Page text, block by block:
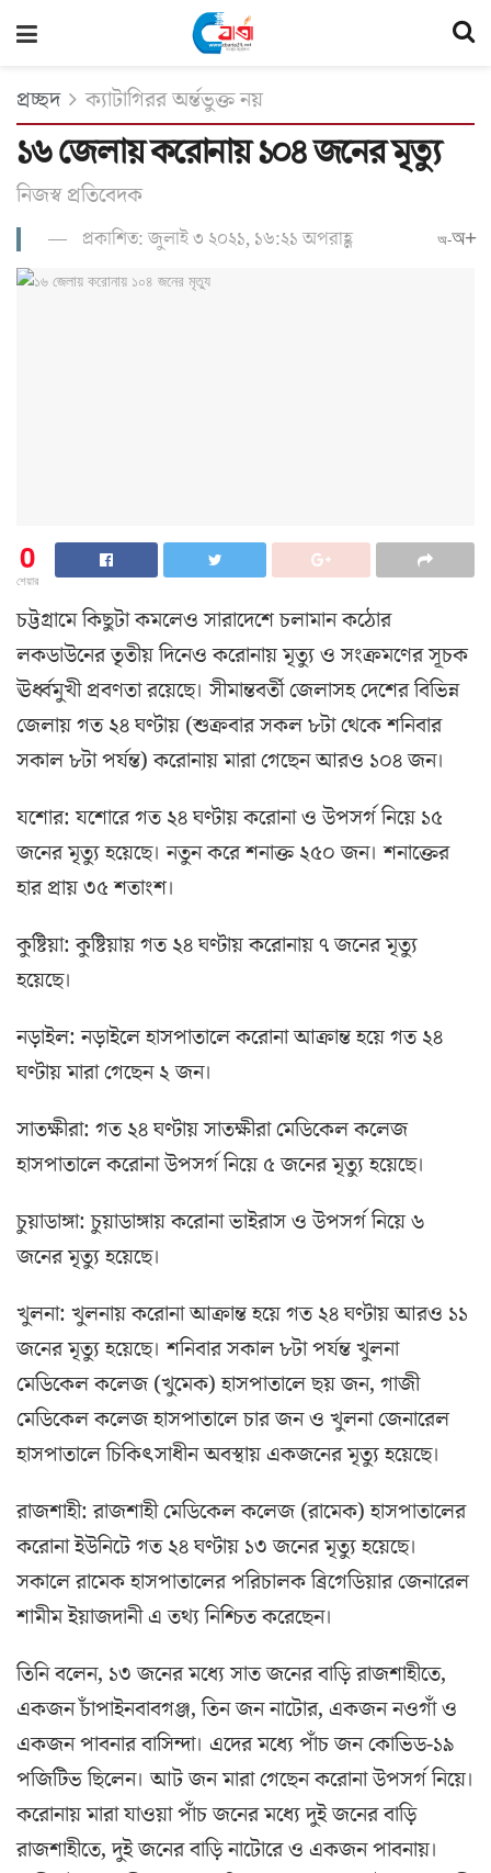
প্রচ্ছদ ক্যাটাগিরর অর্ন্তভুক্ত নয়
১৬ জেলায় করোনায় ১০৪ জনের মৃত্যু
নিজস্ব প্রতিবেদক
প্রকাশিত: জুলাই ৩ ২০২১, ১৬:২১ অপরাহ্ণ অ-অ+
0
শেয়ার
চট্টগ্রামে কিছুটা কমলেও সারাদেশে চলামান কঠোর
লকডাউনের তৃতীয় দিনেও করোনায় মৃত্যু ও সংক্রমণের সূচক
ঊর্ধ্বমুখী প্রবণতা রয়েছে। সীমান্তবর্তী জেলাসহ দেশের বিভিন্ন
জেলায় গত ২৪ ঘণ্টায় (শুক্রবার সকল ৮টা থেকে শনিবার
সকাল ৮টা পর্যন্ত) করোনায় মারা গেছেন আরও ১০৪ জন।
যশোর: যশোরে গত ২৪ ঘণ্টায় করোনা ও উপসর্গ নিয়ে ১৫
জনের মৃত্যু হয়েছে। নতুন করে শনাক্ত ২৫০ জন। শনাক্তের
হার প্রায় ৩৫ শতাংশ।
কুষ্টিয়া: কুষ্টিয়ায় গত ২৪ ঘণ্টায় করোনায় ৭ জনের মৃত্যু
হয়েছে।
নড়াইল: নড়াইলে হাসপাতালে করোনা আক্রান্ত হয়ে গত ২৪
ঘণ্টায় মারা গেছেন ২ জন।
সাতক্ষীরা: গত ২৪ ঘণ্টায় সাতক্ষীরা মেডিকেল কলেজ
হাসপাতালে করোনা উপসর্গ নিয়ে ৫ জনের মৃত্যু হয়েছে।
চুয়াডাঙ্গা: চুয়াডাঙ্গায় করোনা ভাইরাস ও উপসর্গ নিয়ে ৬
জনের মৃত্যু হয়েছে।
খুলনা: খুলনায় করোনা আক্রান্ত হয়ে গত ২৪ ঘণ্টায় আরও ১১
জনের মৃত্যু হয়েছে। শনিবার সকাল ৮টা পর্যন্ত খুলনা
মেডিকেল কলেজ (খুমেক) হাসপাতালে ছয় জন, গাজী
মেডিকেল কলেজ হাসপাতালে চার জন ও খুলনা জেনারেল
হাসপাতালে চিকিৎসাধীন অবস্থায় একজনের মৃত্যু হয়েছে।
রাজশাহী: রাজশাহী মেডিকেল কলেজ (রামেক) হাসপাতালের
করোনা ইউনিটে গত ২৪ ঘণ্টায় ১৩ জনের মৃত্যু হয়েছে।
সকালে রামেক হাসপাতালের পরিচালক ব্রিগেডিয়ার জেনারেল
শামীম ইয়াজদানী এ তথ্য নিশ্চিত করেছেন।
তিনি বলেন, ১৩ জনের মধ্যে সাত জনের বাড়ি রাজশাহীতে,
একজন চাঁপাইনবাবগঞ্জ, তিন জন নাটোর, একজন নওগাঁ ও
একজন পাবনার বাসিন্দা। এদের মধ্যে পাঁচ জন কোভিড-১৯
পজিটিভ ছিলেন। আট জন মারা গেছেন করোনা উপসর্গ নিয়ে।
করোনায় মারা যাওয়া পাঁচ জনের মধ্যে দুই জনের বাড়ি
রাজশাহীতে, দুই জনের বাড়ি নাটোরে ও একজন পাবনায়।